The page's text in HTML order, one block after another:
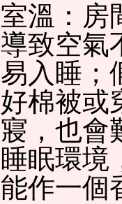
室溫：房
導致空氣
易入睡；
好棉被或
寢，也會
睡眠環境
能作一個